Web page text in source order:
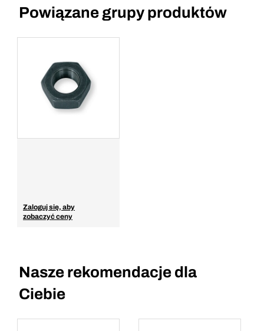
Powiązane grupy produktów
Zaloguj się, aby
zobaczyć ceny
Nasze rekomendacje dla
Ciebie